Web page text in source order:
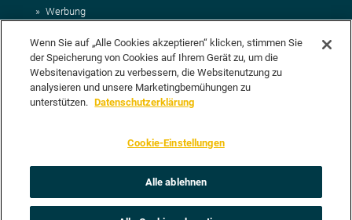
Werbung
Impressum
AGB
Datenschutz
DEIN VORSCHLAG FÜR NRWHITS
vorschlagen? Klasse, dann nutze doch einfach
Unsere Redaktion wird Deinen Vorschlag dann so schnell wie
Wenn Sie auf „Alle Cookies akzeptieren“ klicken, stimmen Sie
der Speicherung von Cookies auf Ihrem Gerät zu, um die
Websitenavigation zu verbessern, die Websitenutzung zu
analysieren und unsere Marketingbemühungen zu
unterstützen. Datenschutzerklärung
Cookie-Einstellungen
Alle ablehnen